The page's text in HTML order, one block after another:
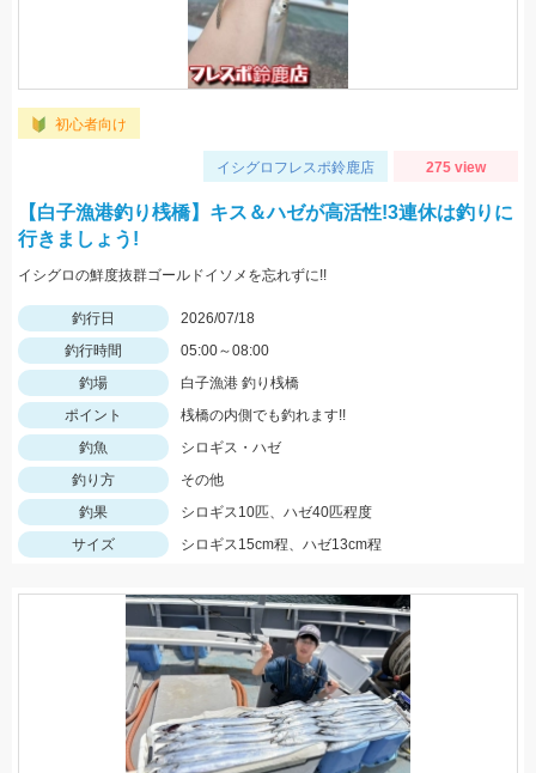
初心者向け
イシグロフレスポ鈴鹿店 275 view
【白子漁港釣り桟橋】キス＆ハゼが高活性!3連休は釣りに
行きましょう!
イシグロの鮮度抜群ゴールドイソメを忘れずに!!
釣行日
2026/07/18
釣行時間
05:00～08:00
釣場
白子漁港 釣り桟橋
ポイント
桟橋の内側でも釣れます!!
釣魚
シロギス・ハゼ
釣り方
その他
釣果
シロギス10匹、ハゼ40匹程度
サイズ
シロギス15cm程、ハゼ13cm程